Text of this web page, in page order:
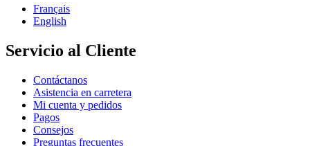
Français
English
Servicio al Cliente
Contáctanos
Asistencia en carretera
Mi cuenta y pedidos
Pagos
Consejos
Preguntas frecuentes